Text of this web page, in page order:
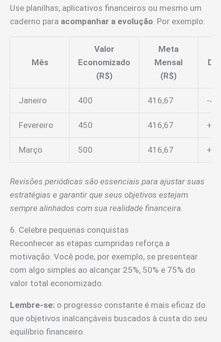
Use planilhas, aplicativos financeiros ou mesmo um
caderno para acompanhar a evolução . Por exemplo:
Mês
Valor
Economizado
(R$)
Meta
Mensal
(R$)
Janeiro 400 416,67 -4%
Fevereiro 450 416,67
Março 500 416,67
Revisões periódicas são essenciais para ajustar suas
estratégias e garantir que seus objetivos estejam
sempre alinhados com sua realidade financeira.
6. Celebre pequenas conquistas
Reconhecer as etapas cumpridas reforça a
motivação. Você pode, por exemplo, se presentear
com algo simples ao alcançar 25%, 50% e 75% do
valor total economizado.
Lembre-se: o progresso constante é mais eficaz do
que objetivos inalcançáveis buscados à custa do seu
equilíbrio financeiro.